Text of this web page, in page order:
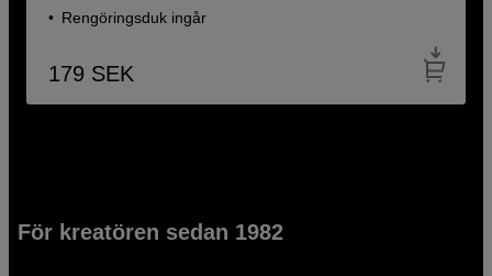
Rengöringsduk ingår
179 SEK
För kreatören sedan 1982